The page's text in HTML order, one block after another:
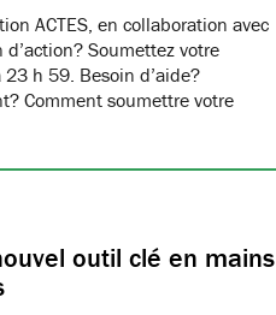
ACTES, en collaboration avec
Soumettez votre
h 59. Besoin d’aide?
Comment soumettre votre
outil clé en mains